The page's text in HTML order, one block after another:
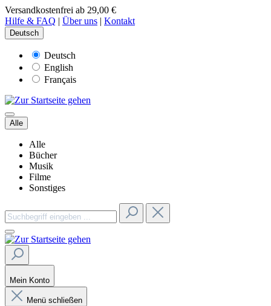
Versandkostenfrei ab 29,00 €
Hilfe & FAQ | Über uns | Kontakt
Deutsch
Deutsch
English
Français
Alle
Alle
Bücher
Musik
Filme
Sonstiges
Mein Konto
Menü schließen